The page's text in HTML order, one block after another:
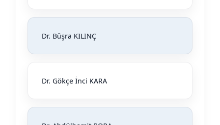
Dr. Büşra KILINÇ
Dr. Gökçe İnci KARA